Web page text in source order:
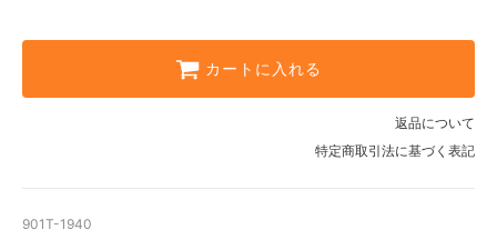
カートに入れる
返品について
特定商取引法に基づく表記
901T-1940